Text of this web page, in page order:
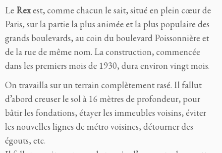
Le Rexest, comme chacun le sait, situé en plein cœur de
Paris, sur la partie la plus animée et la plus populaire des
grands boulevards, au coin du boulevard Poissonnière et
de la rue de même nom. La construction, commencée
dans les premiers mois de 1930, dura environ vingt mois.
On travailla sur un terrain complètement rasé. Il fallut
d’abord creuser le sol à 16 mètres de profondeur, pour
bâtir les fondations, étayer les immeubles voisins, éviter
les nouvelles lignes de métro voisines, détourner des
égouts, etc.